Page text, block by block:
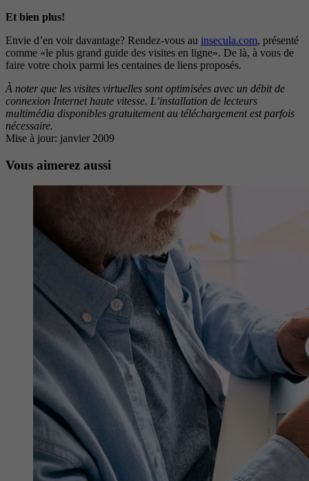
Et bien plus!
Envie d’en voir davantage? Rendez-vous au insecula.com, présenté
comme «le plus grand guide des visites en ligne». De là, à vous de
faire votre choix parmi les centaines de liens proposés.
À noter que les visites virtuelles sont optimisées avec un débit de
connexion Internet haute vitesse. L’installation de lecteurs
multimédia disponibles gratuitement au téléchargement est parfois
nécessaire.
Mise à jour: janvier 2009
Vous aimerez aussi